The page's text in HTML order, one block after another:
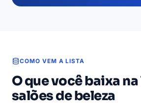
COMO VEM A LISTA
O que você baixa
salões de beleza